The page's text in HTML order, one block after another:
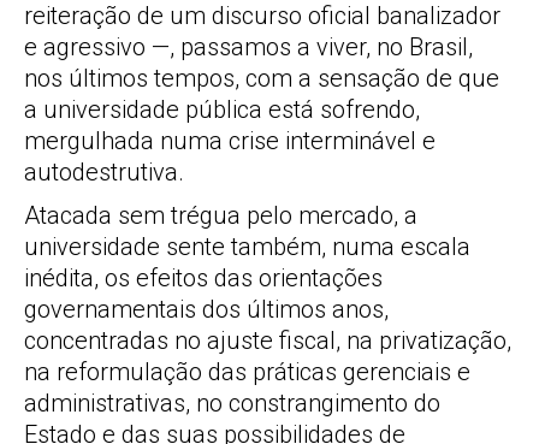
reiteração de um discurso oficial banalizador
e agressivo —, passamos a viver, no Brasil,
nos últimos tempos, com a sensação de que
a universidade pública está sofrendo,
mergulhada numa crise interminável e
autodestrutiva.
Atacada sem trégua pelo mercado, a
universidade sente também, numa escala
inédita, os efeitos das orientações
governamentais dos últimos anos,
concentradas no ajuste fiscal, na privatização,
na reformulação das práticas gerenciais e
administrativas, no constrangimento do
Estado e das suas possibilidades de